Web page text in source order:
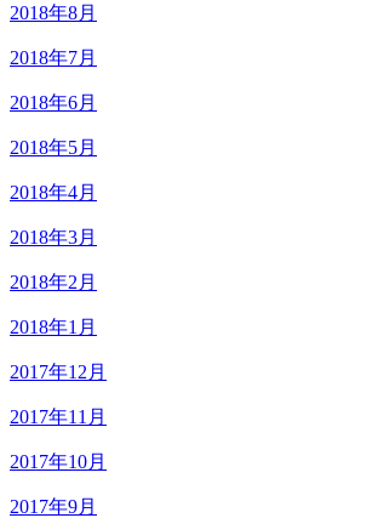
2018年8月
2018年7月
2018年6月
2018年5月
2018年4月
2018年3月
2018年2月
2018年1月
2017年12月
2017年11月
2017年10月
2017年9月